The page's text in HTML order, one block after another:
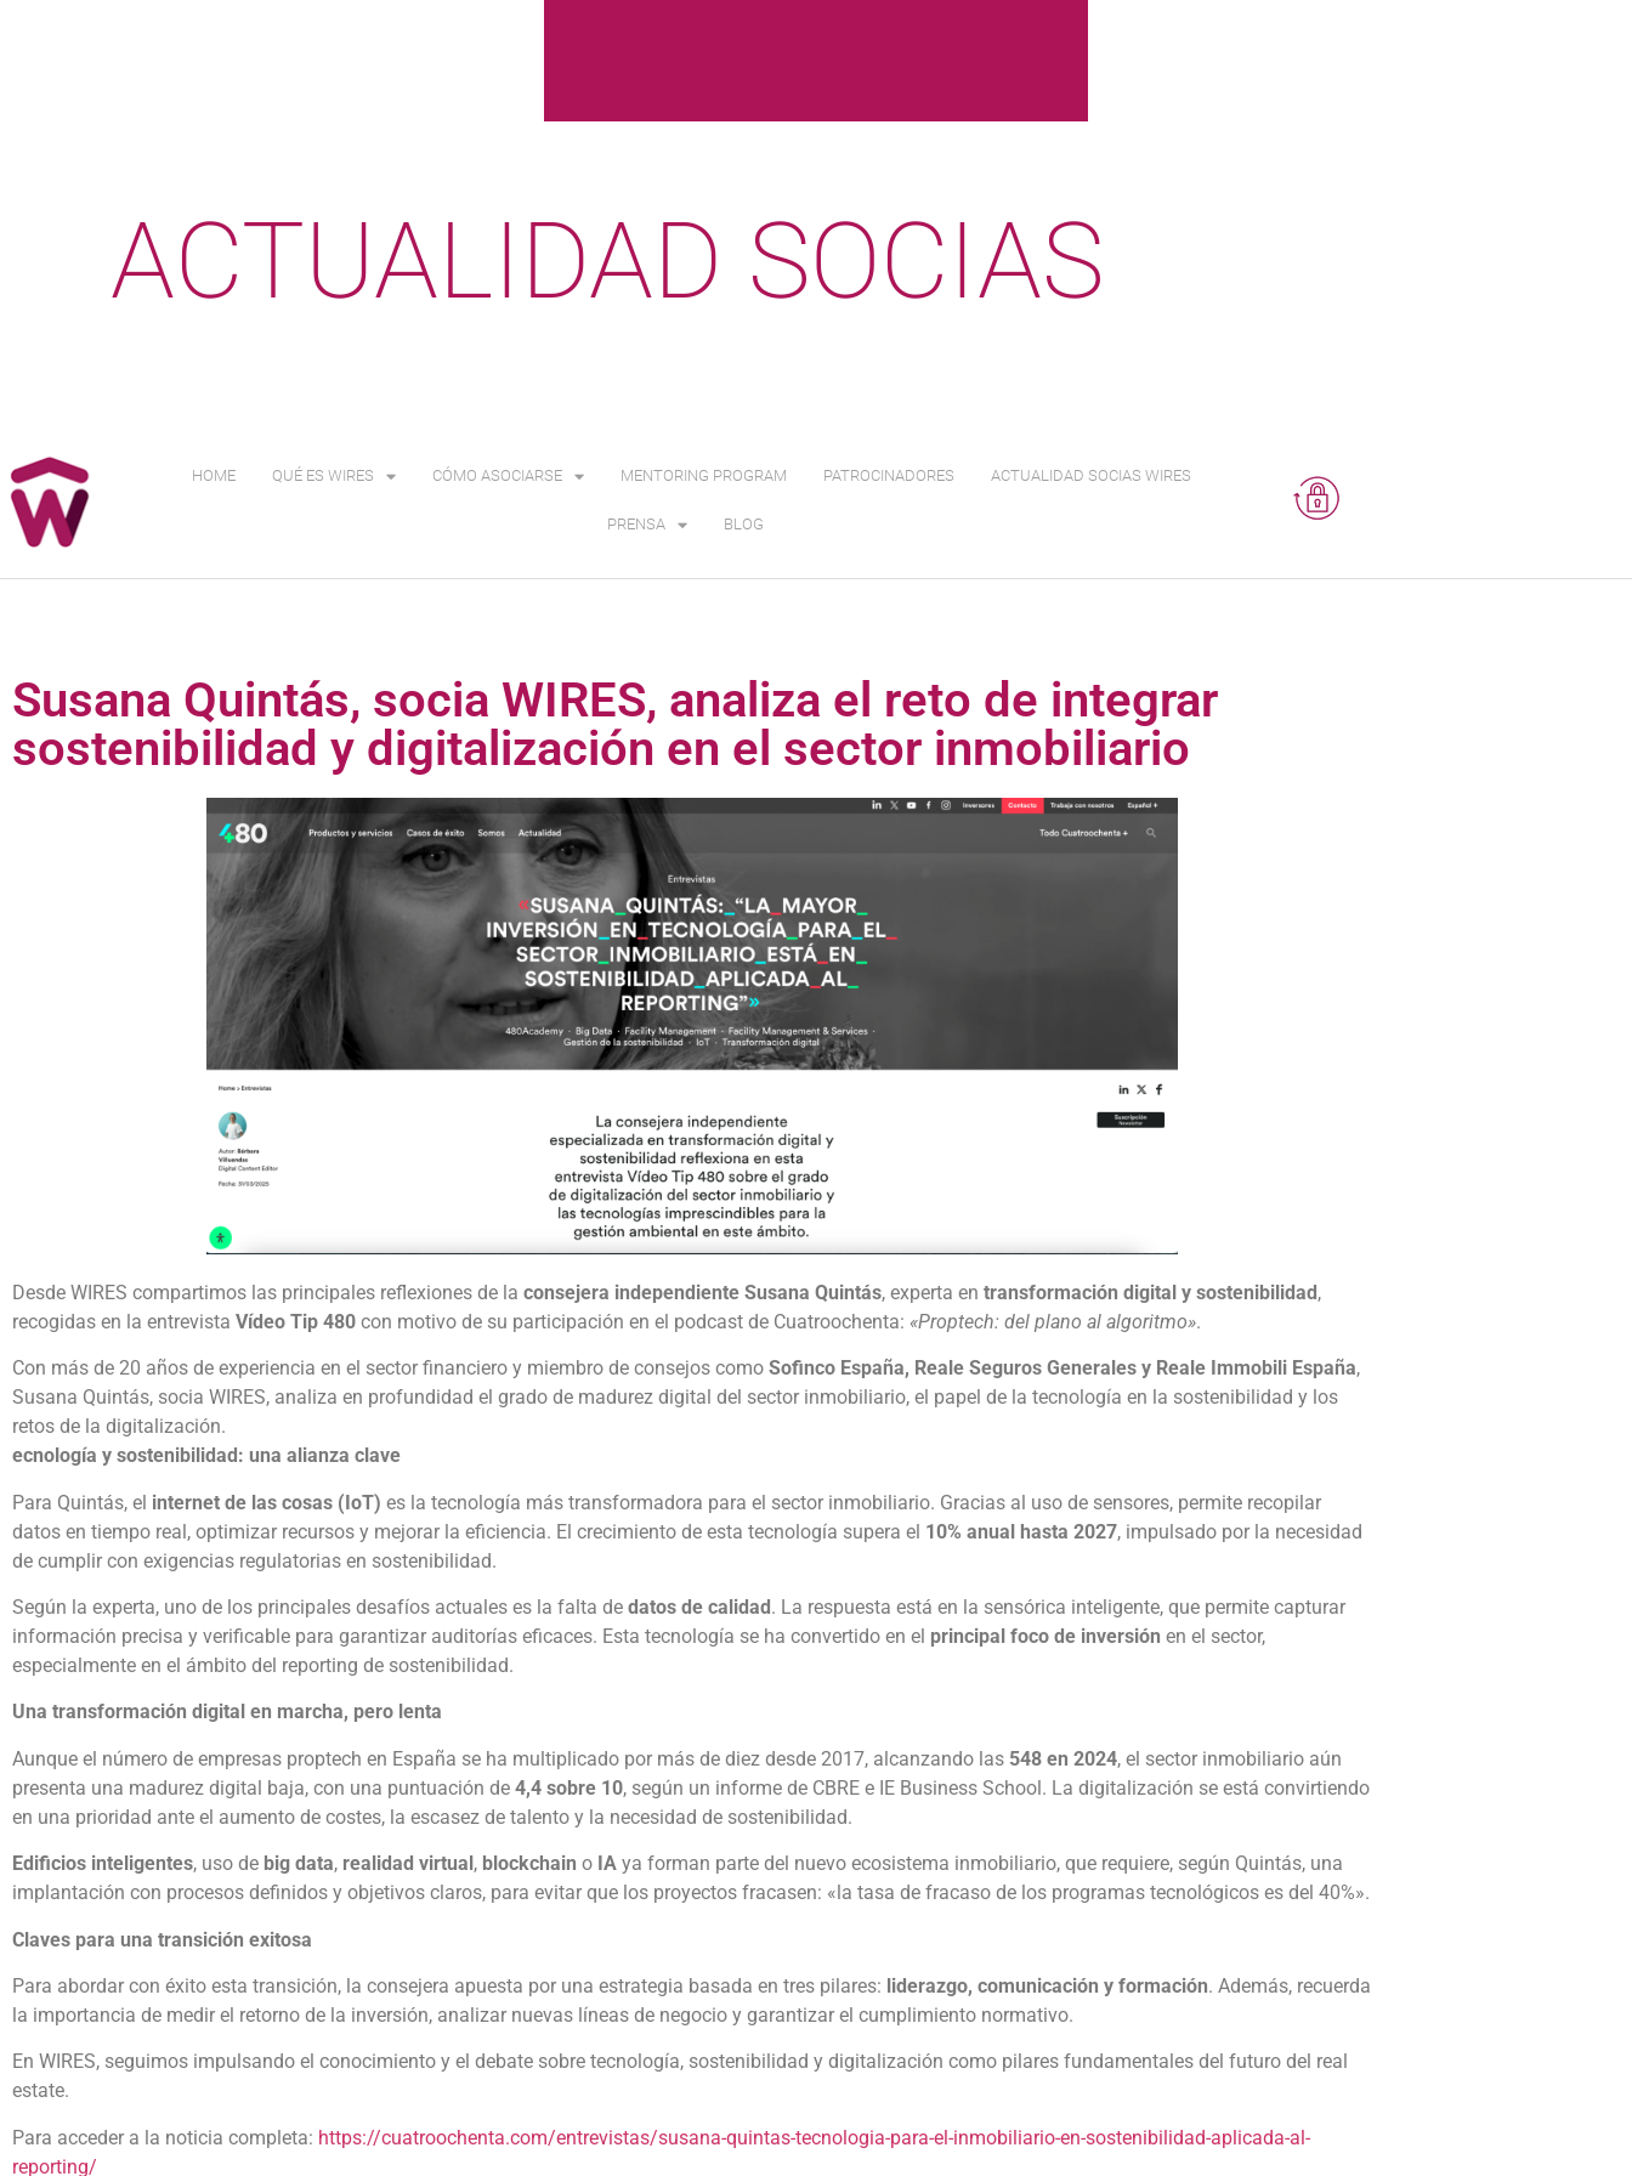
ACTUALIDAD SOCIAS
HOME QUÉ ES WIRES CÓMO ASOCIARSE MENTORING PROGRAM PATROCINADORES ACTUALIDAD SOCIAS WIRES
PRENSA BLOG
Susana Quintás, socia WIRES, analiza el reto de integrar
sostenibilidad y digitalización en el sector inmobiliario
Desde WIRES compartimos las principales reflexiones de la consejera independiente Susana Quintás, experta en transformación digital y sostenibilidad,
recogidas en la entrevista Vídeo Tip 480 con motivo de su participación en el podcast de Cuatroochenta: «Proptech: del plano al algoritmo».
Con más de 20 años de experiencia en el sector financiero y miembro de consejos como Sofinco España, Reale Seguros Generales y Reale Immobili España,
Susana Quintás, socia WIRES, analiza en profundidad el grado de madurez digital del sector inmobiliario, el papel de la tecnología en la sostenibilidad y los
retos de la digitalización.
ecnología y sostenibilidad: una alianza clave
Para Quintás, el internet de las cosas (IoT) es la tecnología más transformadora para el sector inmobiliario. Gracias al uso de sensores, permite recopilar
datos en tiempo real, optimizar recursos y mejorar la eficiencia. El crecimiento de esta tecnología supera el 10% anual hasta 2027, impulsado por la necesidad
de cumplir con exigencias regulatorias en sostenibilidad.
Según la experta, uno de los principales desafíos actuales es la falta de datos de calidad. La respuesta está en la sensórica inteligente, que permite capturar
información precisa y verificable para garantizar auditorías eficaces. Esta tecnología se ha convertido en el principal foco de inversión en el sector,
especialmente en el ámbito del reporting de sostenibilidad.
Una transformación digital en marcha, pero lenta
Aunque el número de empresas proptech en España se ha multiplicado por más de diez desde 2017, alcanzando las 548 en 2024, el sector inmobiliario aún
presenta una madurez digital baja, con una puntuación de 4,4 sobre 10, según un informe de CBRE e IE Business School. La digitalización se está convirtiendo
en una prioridad ante el aumento de costes, la escasez de talento y la necesidad de sostenibilidad.
Edificios inteligentes, uso de big data, realidad virtual, blockchain o IA ya forman parte del nuevo ecosistema inmobiliario, que requiere, según Quintás, una
implantación con procesos definidos y objetivos claros, para evitar que los proyectos fracasen: «la tasa de fracaso de los programas tecnológicos es del 40%».
Claves para una transición exitosa
Para abordar con éxito esta transición, la consejera apuesta por una estrategia basada en tres pilares: liderazgo, comunicación y formación. Además, recuerda
la importancia de medir el retorno de la inversión, analizar nuevas líneas de negocio y garantizar el cumplimiento normativo.
En WIRES, seguimos impulsando el conocimiento y el debate sobre tecnología, sostenibilidad y digitalización como pilares fundamentales del futuro del real
estate.
Para acceder a la noticia completa: https://cuatroochenta.com/entrevistas/susana-quintas-tecnologia-para-el-inmobiliario-en-sostenibilidad-aplicada-al-
reporting/